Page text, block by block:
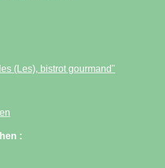
(Les), bistrot gourmand"
: